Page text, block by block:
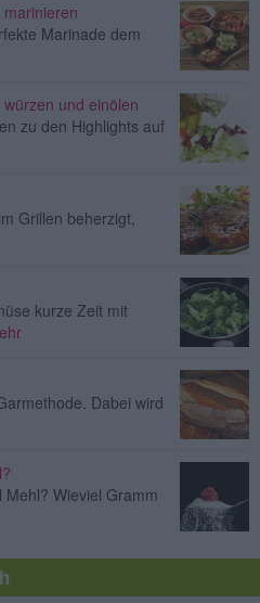
Marinade dem
und einölen
zu den Highlights auf
Grillen beherzigt,
kurze Zeit mit
Dabei wird
Wieviel Gramm